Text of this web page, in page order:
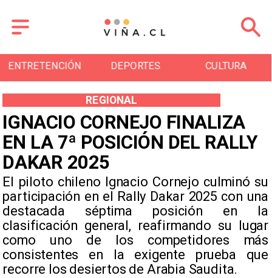
ENTRETENCIÓN DEPORTES CULTURA
IGNACIO CORNEJO FINALIZA
EN LA 7ª POSICIÓN DEL RALLY
DAKAR 2025
​El piloto chileno Ignacio Cornejo culminó su
participación en el Rally Dakar 2025 con una
destacada séptima posición en la
clasificación general, reafirmando su lugar
como uno de los competidores más
consistentes en la exigente prueba que
recorre los desiertos de Arabia Saudita.
REGIONAL